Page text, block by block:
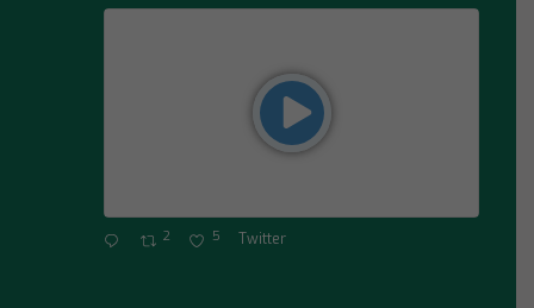
2 5 Twitter